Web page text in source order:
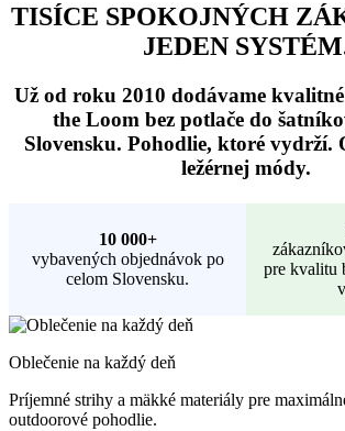
TISÍCE SPOKOJNÝCH
JEDEN
Už od roku 2010 dodávame
the Loom bez potlače do
Slovensku. Pohodlie, ktoré vydrží.
ležérnej módy.
10 000+
vybavených objednávok po
celom Slovensku.
pre kvalitu
Oblečenie na každý deň
Príjemné strihy a mäkké materiály pre
outdoorové pohodlie.